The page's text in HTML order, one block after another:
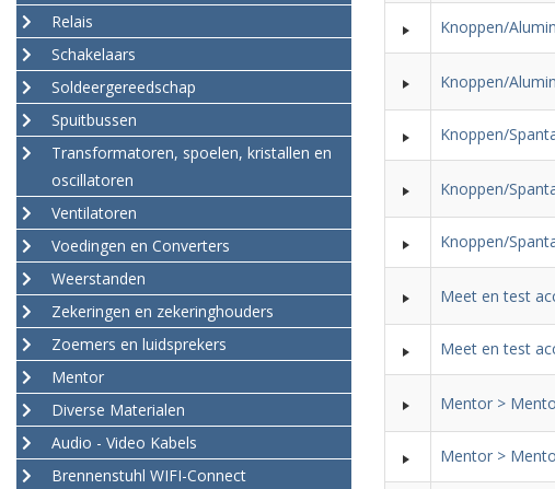
Relais
Schakelaars
Soldeergereedschap
Spuitbussen
Transformatoren, spoelen, kristallen en
oscillatoren
Ventilatoren
Voedingen en Converters
Weerstanden
Zekeringen en zekeringhouders
Zoemers en luidsprekers
Mentor
Diverse Materialen
Audio - Video Kabels
Brennenstuhl WIFI-Connect
Knoppen/
Knoppen/
Knoppen/
Knoppen/
Knoppen/
Meet en test
Meet en test
Mentor >
Mentor >